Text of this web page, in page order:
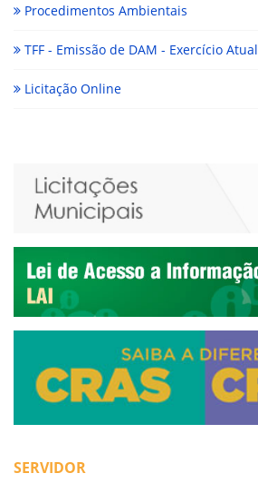
Procedimentos Ambientais
TFF - Emissão de DAM - Exercício Atual
Licitação Online
SERVIDOR